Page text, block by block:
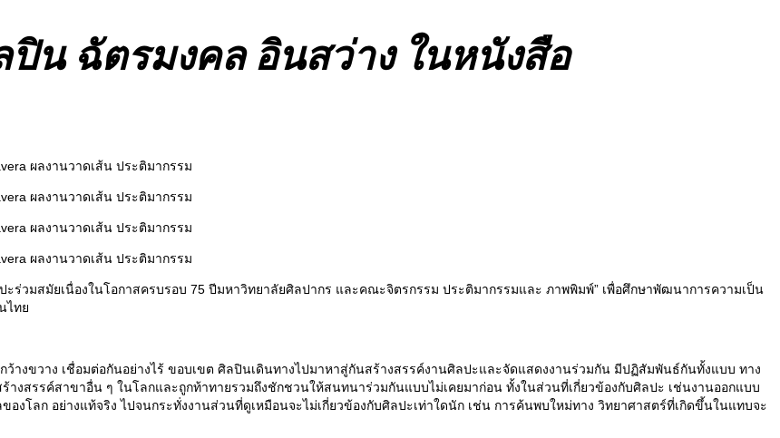
น ฉัตรมงคล อินสว่าง ในหนังสือ
ปะร่วมสมัยเนื่องในโอกาสครบรอบ 75 ปีมหาวิทยาลัยศิลปากร และคณะจิตรกรรม ประติมากรรมและ ภาพพิมพ์” เพื่อศึกษาพัฒนาการความเป็น
ไทย
างขวาง เชื่อมต่อกันอย่างไร้ ขอบเขต ศิลปินเดินทางไปมาหาสู่กันสร้างสรรค์งานศิลปะและจัดแสดงงานร่วมกัน มีปฏิสัมพันธ์กันทั้งแบบ ทาง
างสรรค์สาขาอื่น ๆ ในโลกและถูกท้าทายรวมถึงชักชวนให้สนทนาร่วมกันแบบไม่เคยมาก่อน ทั้งในส่วนที่เกี่ยวข้องกับศิลปะ เช่นงานออกแบบ
งโลก อย่างแท้จริง ไปจนกระทั่งงานส่วนที่ดูเหมือนจะไม่เกี่ยวข้องกับศิลปะเท่าใดนัก เช่น การค้นพบใหม่ทาง วิทยาศาสตร์ที่เกิดขึ้นในแทบจะ